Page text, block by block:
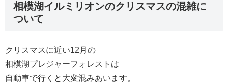
相模湖イルミリオンのクリスマスの混雑に
ついて
クリスマスに近い12月の
相模湖プレジャーフォレストは
自動車で行くと大変混みあいます。